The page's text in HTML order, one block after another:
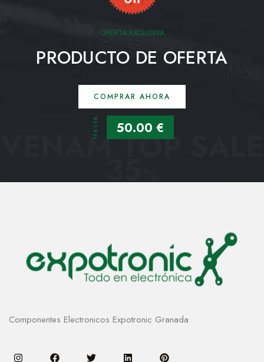
OFERTA EXCLUSIVA
PRODUCTO DE OFERTA
COMPRAR AHORA
Hasta 50.00 €
VENAM TOP SALE
35
Componentes Electronicos Expotronic Granada